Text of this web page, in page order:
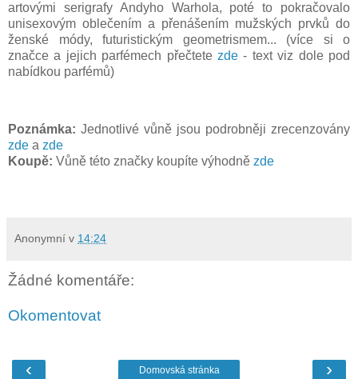
artovými serigrafy Andyho Warhola, poté to pokračovalo
unisexovým oblečením a přenášením mužských prvků do
ženské módy, futuristickým geometrismem...
(více si o
značce a jejich parfémech přečtete zde - text viz dole pod
nabídkou parfémů)
Poznámka: Jednotlivé vůně jsou podrobněji zrecenzovány
zde a zde
Koupě: Vůně této značky koupíte výhodně zde
Anonymní v 14:24
Žádné komentáře:
Okomentovat
‹ ›
Domovská stránka